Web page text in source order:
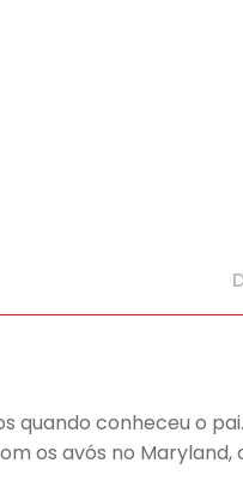
quando conheceu o
os avós no